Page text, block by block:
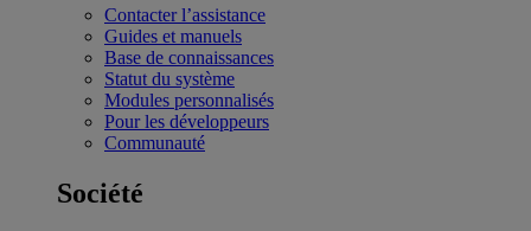
Contacter l’assistance
Guides et manuels
Base de connaissances
Statut du système
Modules personnalisés
Pour les développeurs
Communauté
Société